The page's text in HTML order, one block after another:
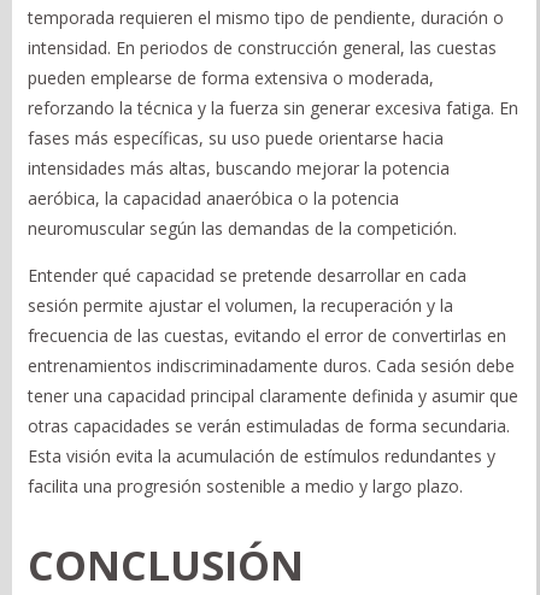
temporada requieren el mismo tipo de pendiente, duración o
intensidad. En periodos de construcción general, las cuestas
pueden emplearse de forma extensiva o moderada,
reforzando la técnica y la fuerza sin generar excesiva fatiga. En
fases más específicas, su uso puede orientarse hacia
intensidades más altas, buscando mejorar la potencia
aeróbica, la capacidad anaeróbica o la potencia
neuromuscular según las demandas de la competición.
Entender qué capacidad se pretende desarrollar en cada
sesión permite ajustar el volumen, la recuperación y la
frecuencia de las cuestas, evitando el error de convertirlas en
entrenamientos indiscriminadamente duros. Cada sesión debe
tener una capacidad principal claramente definida y asumir que
otras capacidades se verán estimuladas de forma secundaria.
Esta visión evita la acumulación de estímulos redundantes y
facilita una progresión sostenible a medio y largo plazo.
CONCLUSIÓN